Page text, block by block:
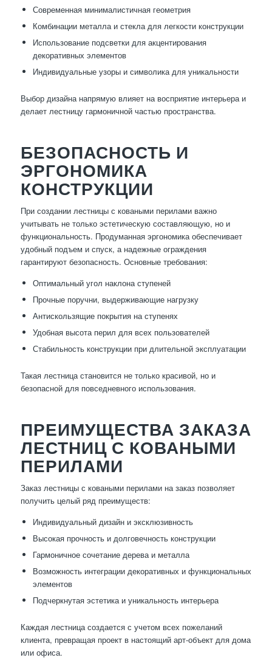
Современная минималистичная геометрия
Комбинации металла и стекла для легкости конструкции
Использование подсветки для акцентирования
декоративных элементов
Индивидуальные узоры и символика для уникальности
Выбор дизайна напрямую влияет на восприятие интерьера и
делает лестницу гармоничной частью пространства.
БЕЗОПАСНОСТЬ И
ЭРГОНОМИКА
КОНСТРУКЦИИ
При создании лестницы с коваными перилами важно
учитывать не только эстетическую составляющую, но и
функциональность. Продуманная эргономика обеспечивает
удобный подъем и спуск, а надежные ограждения
гарантируют безопасность. Основные требования:
Оптимальный угол наклона ступеней
Прочные поручни, выдерживающие нагрузку
Антискользящие покрытия на ступенях
Удобная высота перил для всех пользователей
Стабильность конструкции при длительной эксплуатации
Такая лестница становится не только красивой, но и
безопасной для повседневного использования.
ПРЕИМУЩЕСТВА ЗАКАЗА
ЛЕСТНИЦ С КОВАНЫМИ
ПЕРИЛАМИ
Заказ лестницы с коваными перилами на заказ позволяет
получить целый ряд преимуществ:
Индивидуальный дизайн и эксклюзивность
Высокая прочность и долговечность конструкции
Гармоничное сочетание дерева и металла
Возможность интеграции декоративных и функциональных
элементов
Подчеркнутая эстетика и уникальность интерьера
Каждая лестница создается с учетом всех пожеланий
клиента, превращая проект в настоящий арт-объект для дома
или офиса.